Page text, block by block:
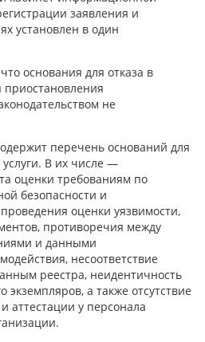
заявления и
установлен в один
основания для отказа в
не
перечень оснований для
В их числе —
оценки требованиям по
безопасности и
оценки уязвимости,
противоречия между
и данными
несоответствие
реестра, неидентичность
экземпляров, а также отсутствие
аттестации у персонала